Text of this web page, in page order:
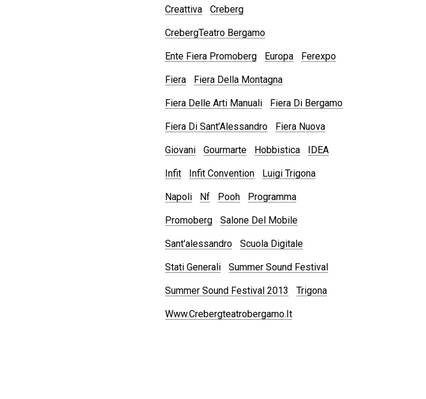
Creattiva Creberg
CrebergTeatro Bergamo
Ente Fiera Promoberg Europa Ferexpo
Fiera Fiera Della Montagna
Fiera Delle Arti Manuali Fiera Di Bergamo
Fiera Di Sant’Alessandro Fiera Nuova
Giovani Gourmarte Hobbistica IDEA
Infit Infit Convention Luigi Trigona
Napoli Nf Pooh Programma
Promoberg Salone Del Mobile
Sant'alessandro Scuola Digitale
Stati Generali Summer Sound Festival
Summer Sound Festival 2013 Trigona
Www.crebergteatrobergamo.it